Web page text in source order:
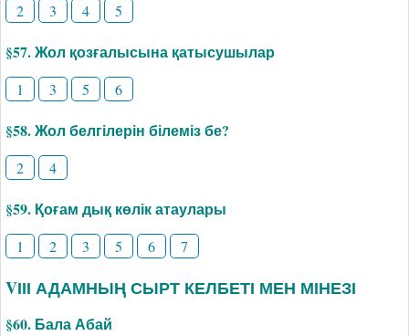
2 3 4 5
§57. Жол қозғалысына қатысушылар
1 3 5 6
§58. Жол белгілерін білеміз бе?
2 4
§59. Қоғам дық көлік атаулары
1 2 3 5 6 7
VІІІ АДАМНЫҢ СЫРТ КЕЛБЕТІ МЕН МІНЕЗІ
§60. Бала Абай